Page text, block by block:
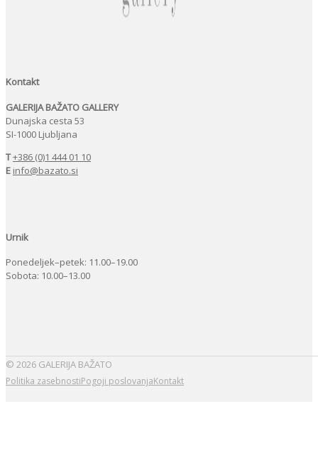
Kontakt
GALERIJA BAŽATO GALLERY
Dunajska cesta 53
SI-1000 Ljubljana
T+386 (0)1 444 01 10
E info@bazato.si
Urnik
Ponedeljek–petek: 11.00–19.00
Sobota: 10.00–13.00
© 2026 GALERIJA BAŽATO
Politika zasebnostiPogoji poslovanjaKontakt